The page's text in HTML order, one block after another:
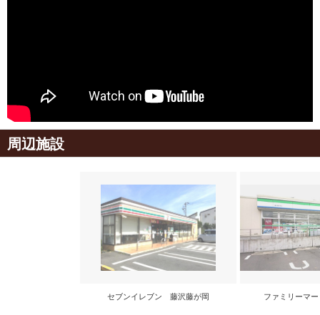
周辺施設
セブンイレブン 藤沢藤が岡 ファミリーマ